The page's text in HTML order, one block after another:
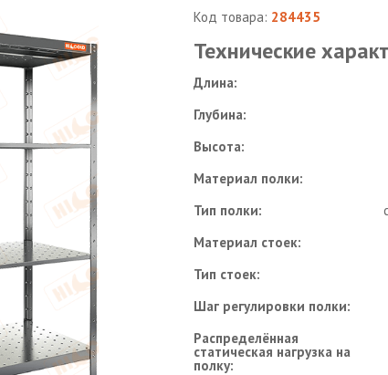
Код товара: 284435
Технические
Длина:
Глубина:
Высота:
Материал полки:
Тип полки:
Материал стоек:
Тип стоек:
Шаг регулировки полки:
Распределённая
статическая нагрузка на
полку: